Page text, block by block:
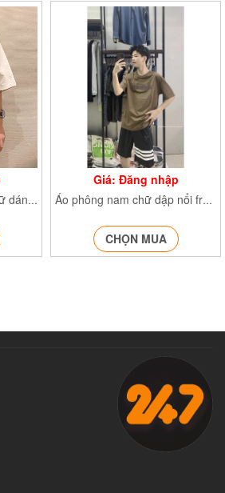
Áo nam bóng chày in chữ dáng rộng
Giá: Đăng nhập
Áo phông nam chữ dập nổi from rộng, áo thun cổ tròn 13126
CHỌN MUA